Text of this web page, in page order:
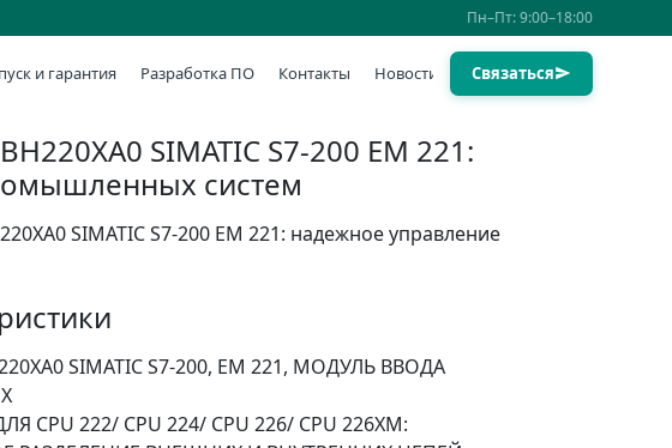
Пн–Пт: 9:00–18:00
и гарантия Разработка ПО Контакты Новости Связаться
SIMATIC S7-200 EM 221:
систем
SIMATIC S7-200 EM 221: надежное управление
SIMATIC S7-200, EM 221, МОДУЛЬ ВВОДА
CPU 222/ CPU 224/ CPU 226/ CPU 226XM: